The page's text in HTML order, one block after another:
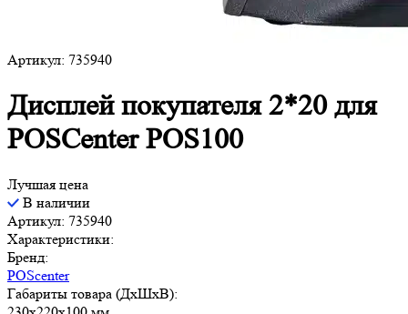
Артикул: 735940
Дисплей покупателя 2*20 для
POSCenter POS100
Лучшая цена
В наличии
Артикул: 735940
Характеристики:
Бренд:
POScenter
Габариты товара (ДxШxВ):